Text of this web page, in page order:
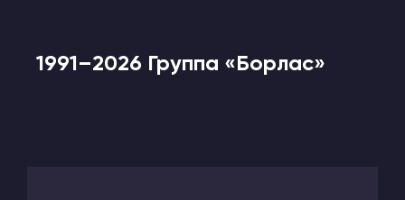
1991–2026 Группа «Борлас»